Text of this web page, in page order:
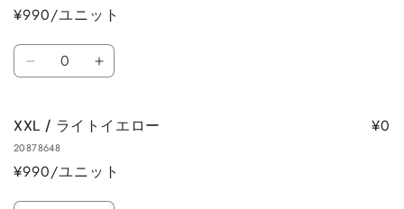
量
ら
量
増
や
ピ
ク
の
量
を
減
ピ
ク
の
量
増
¥990/ユニット
数
量
イ
ト
ブ
XXL
イ
ブ
XXL / ライトイエロー
20878648
¥990/ユニット
¥0